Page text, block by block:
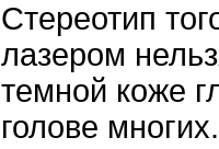
Стереотип
лазером
темной коже
голове